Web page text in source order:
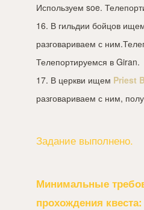
Используем soe.
16. В гильдии бойцов
разговариваем с
Телепортируемся в Giran.
17. В церкви ищем Priest
разговариваем с ним,
Задание выполнено.
Минимальные
прохождения квеста: